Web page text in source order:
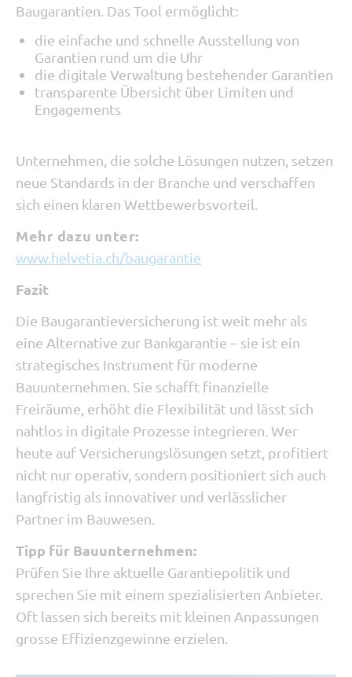
Baugarantien. Das Tool ermöglicht:
die einfache und schnelle Ausstellung von
Garantien rund um die Uhr
die digitale Verwaltung bestehender Garantien
transparente Übersicht über Limiten und
Engagements
Unternehmen, die solche Lösungen nutzen, setzen
neue Standards in der Branche und verschaffen
sich einen klaren Wettbewerbsvorteil.
Mehr dazu unter:
www.helvetia.ch/baugarantie
Fazit
Die Baugarantieversicherung ist weit mehr als
eine Alternative zur Bankgarantie – sie ist ein
strategisches Instrument für moderne
Bauunternehmen. Sie schafft finanzielle
Freiräume, erhöht die Flexibilität und lässt sich
nahtlos in digitale Prozesse integrieren. Wer
heute auf Versicherungslösungen setzt, profitiert
nicht nur operativ, sondern positioniert sich auch
langfristig als innovativer und verlässlicher
Partner im Bauwesen.
Tipp für Bauunternehmen:
Prüfen Sie Ihre aktuelle Garantiepolitik und
sprechen Sie mit einem spezialisierten Anbieter.
Oft lassen sich bereits mit kleinen Anpassungen
grosse Effizienzgewinne erzielen.